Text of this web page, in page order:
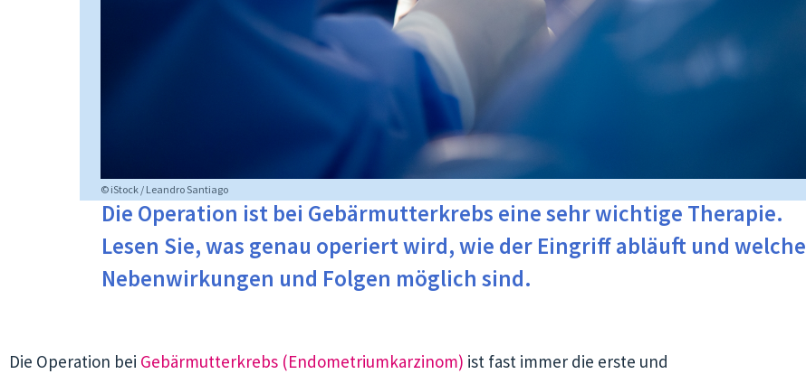
© iStock / Leandro Santiago
Die Operation ist bei Gebärmutterkrebs eine sehr wichtige Therapie.
Lesen Sie, was genau operiert wird, wie der Eingriff abläuft und welche
Nebenwirkungen und Folgen möglich sind.
Die Operation bei Gebärmutterkrebs (Endometriumkarzinom) ist fast immer die erste und